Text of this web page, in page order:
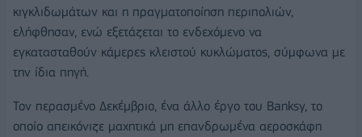
κιγκλιδωμάτων και η πραγματοποίηση περιπολιών,
ελήφθησαν, ενώ εξετάζεται το ενδεχόμενο να
εγκατασταθούν κάμερες κλειστού κυκλώματος, σύμφωνα με
την ίδια πηγή.
Τον περασμένο Δεκέμβριο, ένα άλλο έργο του Banksy, το
οποίο απεικόνιζε μαχητικά μη επανδρωμένα αεροσκάφη